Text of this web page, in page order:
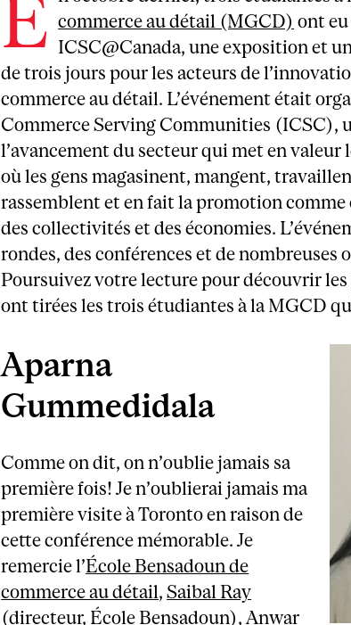
E commerce au détail (MGCD) ont
ICSC@Canada, une exposition et
de trois jours pour les acteurs de
commerce au détail. L’événement était
Commerce Serving Communities (ICSC),
l’avancement du secteur qui met en valeur
où les gens magasinent, mangent,
rassemblent et en fait la promotion comme
des collectivités et des économies.
rondes, des conférences et de nombreuses
Poursuivez votre lecture pour découvrir les
ont tirées les trois étudiantes à la MGCD
Aparna
Gummedidala
Comme on dit, on n’oublie jamais sa
première fois! Je n’oublierai jamais ma
première visite à Toronto en raison de
cette conférence mémorable. Je
remercie l’École Bensadoun de
commerce au détail,Saibal Ray
(directeur, École Bensadoun), Anwar